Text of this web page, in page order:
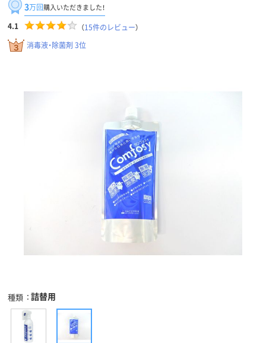
3万回購入いただきました！
4.1 （15件のレビュー）
消毒液・除菌剤 3位
種類 詰替用